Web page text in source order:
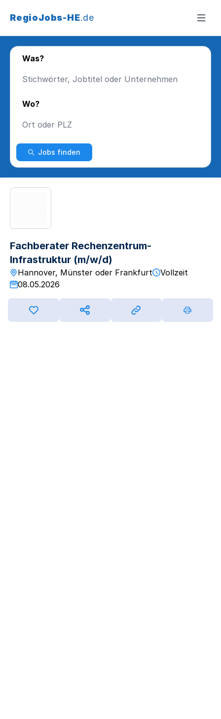
RegioJobs-HE.de Menü
Was?
Wo?
Jobs finden
Fachberater Rechenzentrum-
Infrastruktur (m/w/d)
Hannover, Münster oder Frankfurt
Vollzeit
08.05.2026